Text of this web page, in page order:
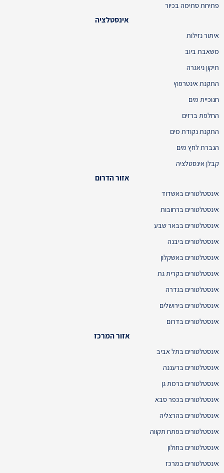
פתיחת סתימה בכיור
אינסטלציה
איתור נזילות
משאבת ביוב
תיקון ניאגרה
התקנת אינטרפוץ
חנוכיית מים
החלפת ברזים
התקנת נקודת מים
הגברת לחץ מים
קבלן אינסטלציה
אזור הדרום
אינסטלטורים באשדוד
אינסטלטורים ברחובות
אינסטלטורים בבאר שבע
אינסטלטורים ביבנה
אינסטלטורים באשקלון
אינסטלטורים בקרית גת
אינסטלטורים בגדרה
אינסטלטורים בירושלים
אינסטלטורים בדרום
אזור המרכז
אינסטלטורים בתל אביב
אינסטלטורים ברעננה
אינסטלטורים ברמת גן
אינסטלטורים בכפר סבא
אינסטלטורים בהרצליה
אינסטלטורים בפתח תקווה
אינסטלטורים בחולון
אינסטלטורים במרכז